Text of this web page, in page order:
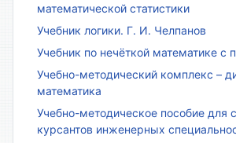
математической статистики
Учебник логики. Г. И. Челпанов
Учебник по нечёткой математике с
Учебно-методический комплекс –
математика
Учебно-методическое пособие для
курсантов инженерных